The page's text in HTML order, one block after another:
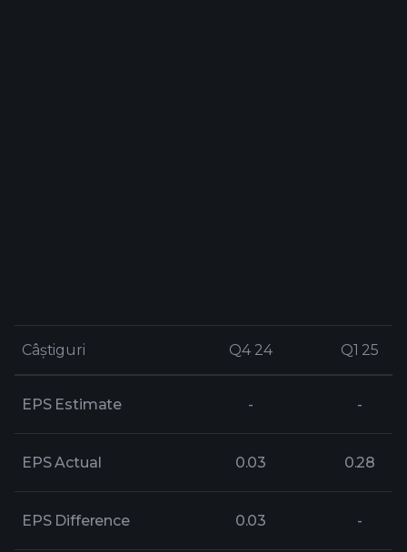
Câștiguri Q4 24 Q1 25
Câștiguri Q4 24 Q1 25
EPS Estimate - -
EPS Actual 0.03 0.28
EPS Difference 0.03 -